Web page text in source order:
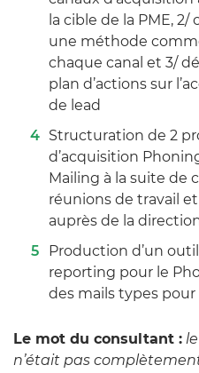
la cible de la PME, 2/
une méthode
chaque canal et 3/
plan d’actions sur
de lead
Structuration de 2
d’acquisition
Mailing à la suite de
réunions de travail
auprès de la
Production d’un
reporting pour le
des mails types pour
Le mot du consultant :
n’était pas